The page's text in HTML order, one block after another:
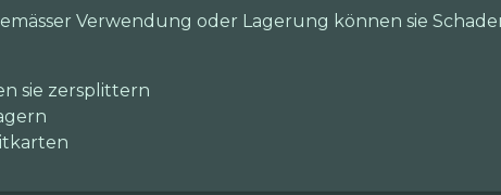
Verwendung oder Lagerung können sie
sie zersplittern